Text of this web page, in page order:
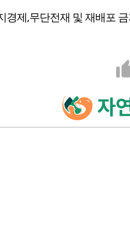
제,무단전재 및 재배포